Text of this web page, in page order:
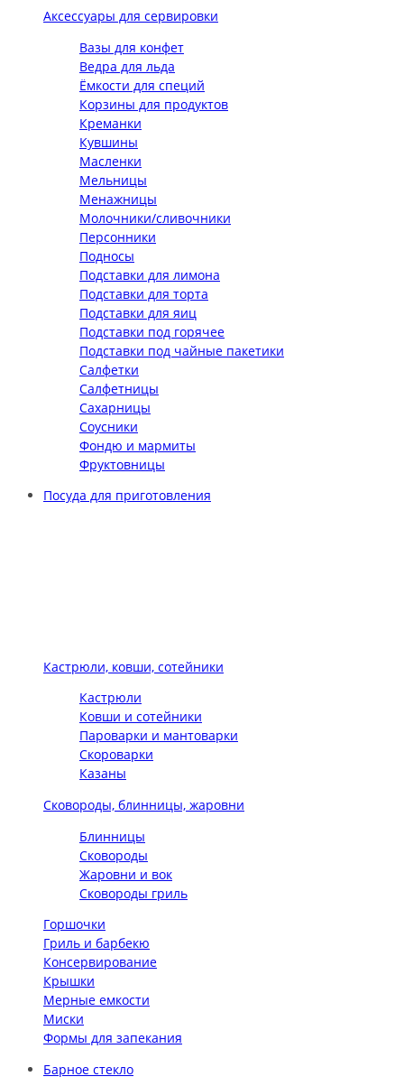
Аксессуары для сервировки
Вазы для конфет
Ведра для льда
Ёмкости для специй
Корзины для продуктов
Креманки
Кувшины
Масленки
Мельницы
Менажницы
Молочники/сливочники
Персонники
Подносы
Подставки для лимона
Подставки для торта
Подставки для яиц
Подставки под горячее
Подставки под чайные пакетики
Салфетки
Салфетницы
Сахарницы
Соусники
Фондю и мармиты
Фруктовницы
Посуда для приготовления
Кастрюли, ковши, сотейники
Кастрюли
Ковши и сотейники
Пароварки и мантоварки
Скороварки
Казаны
Сковороды, блинницы, жаровни
Блинницы
Сковороды
Жаровни и вок
Сковороды гриль
Горшочки
Гриль и барбекю
Консервирование
Крышки
Мерные емкости
Миски
Формы для запекания
Барное стекло